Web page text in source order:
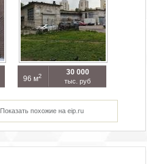
96 м2 30 000
тыс. руб
Показать похожие на eip.ru